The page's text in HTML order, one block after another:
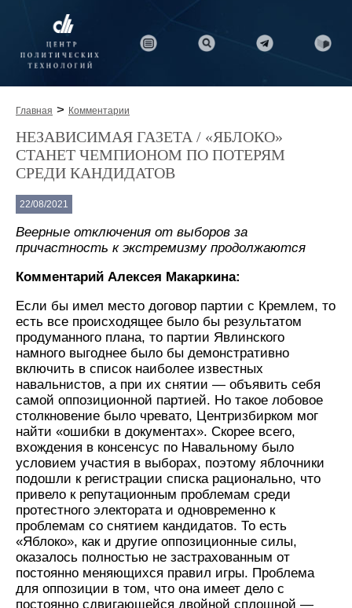
Главная > Комментарии
НЕЗАВИСИМАЯ ГАЗЕТА / «ЯБЛОКО»
СТАНЕТ ЧЕМПИОНОМ ПО ПОТЕРЯМ
СРЕДИ КАНДИДАТОВ
22/08/2021
Веерные отключения от выборов за
причастность к экстремизму продолжаются
Комментарий Алексея Макаркина:
Если бы имел место договор партии с Кремлем, то
есть все происходящее было бы результатом
продуманного плана, то партии Явлинского
намного выгоднее было бы демонстративно
включить в список наиболее известных
навальнистов, а при их снятии — объявить себя
самой оппозиционной партией. Но такое лобовое
столкновение было чревато, Центризбирком мог
найти «ошибки в документах». Скорее всего,
вхождения в консенсус по Навальному было
условием участия в выборах, поэтому яблочники
подошли к регистрации списка рационально, что
привело к репутационным проблемам среди
протестного электората и одновременно к
проблемам со снятием кандидатов. То есть
«Яблоко», как и другие оппозиционные силы,
оказалось полностью не застрахованным от
постоянно меняющихся правил игры. Проблема
для оппозиции в том, что она имеет дело с
постоянно сдвигающейся двойной сплошной —